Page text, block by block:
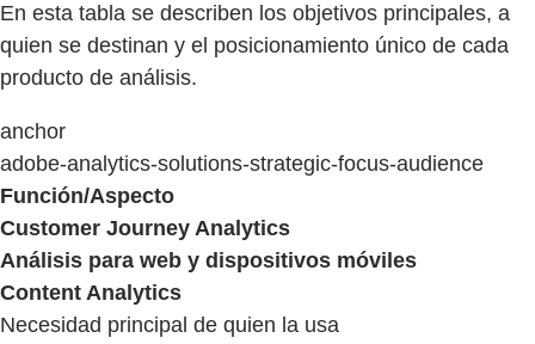
En esta tabla se describen los objetivos principales, a
quien se destinan y el posicionamiento único de cada
producto de análisis.
anchor
adobe-analytics-solutions-strategic-focus-audience
Función/Aspecto
Customer Journey Analytics
Análisis para web y dispositivos móviles
Content Analytics
Necesidad principal de quien la usa